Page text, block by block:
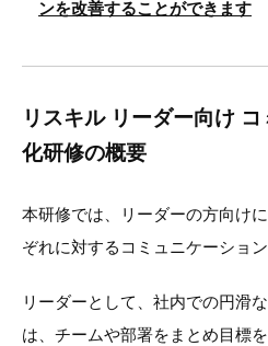
ンを改善することができます
リスキル リーダー向け
化研修の概要
本研修では、リーダーの方向け
ぞれに対するコミュニケーショ
リーダーとして、社内での円滑
は、チームや部署をまとめ目標